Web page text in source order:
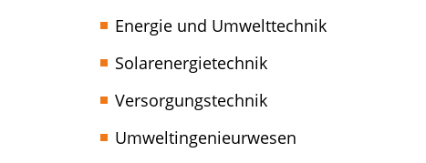
Energie und Umwelttechnik
Solarenergietechnik
Versorgungstechnik
Umweltingenieurwesen